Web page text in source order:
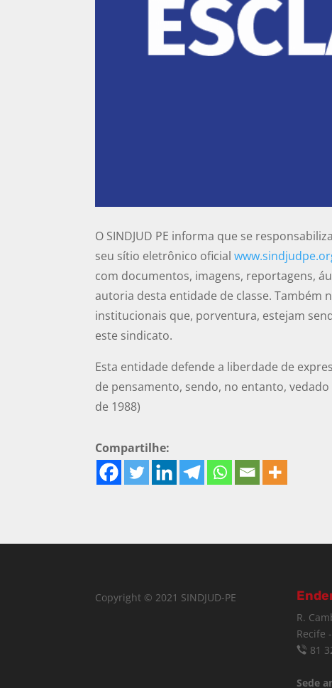
O SINDJUD PE informa que se
seu sítio eletrônico oficial
com documentos, imagens, reportagens,
autoria desta entidade de classe. Também
institucionais que, porventura, estejam
este sindicato.
Esta entidade defende a liberdade de
de pensamento, sendo, no entanto,
de 1988)
Compartilhe:
Copyright © 2021 SINDJUD-PE
R.
Recife
81
Sede